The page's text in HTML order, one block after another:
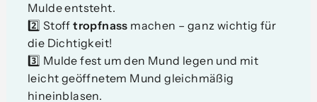
Mulde entsteht.
2️⃣ Stofftropfnass machen – ganz wichtig für
die Dichtigkeit!
3️⃣ Mulde fest um den Mund legen und mit
leicht geöffnetem Mund gleichmäßig
hineinblasen.